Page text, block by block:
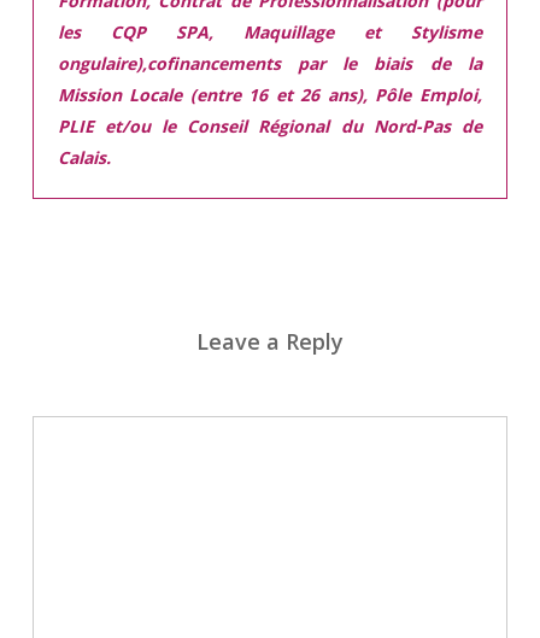
les CQP SPA, Maquillage et Stylisme
ongulaire),cofinancements par le biais de la
Mission Locale (entre 16 et 26 ans), Pôle Emploi,
PLIE et/ou le Conseil Régional du Nord-Pas de
Calais.
Leave a Reply